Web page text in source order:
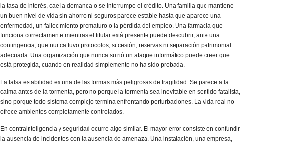
la tasa de interés, cae la demanda o se interrumpe el crédito. Una familia que mantiene
un buen nivel de vida sin ahorro ni seguros parece estable hasta que aparece una
enfermedad, un fallecimiento prematuro o la pérdida del empleo. Una farmacia que
funciona correctamente mientras el titular está presente puede descubrir, ante una
contingencia, que nunca tuvo protocolos, sucesión, reservas ni separación patrimonial
adecuada. Una organización que nunca sufrió un ataque informático puede creer que
está protegida, cuando en realidad simplemente no ha sido probada.
La falsa estabilidad es una de las formas más peligrosas de fragilidad. Se parece a la
calma antes de la tormenta, pero no porque la tormenta sea inevitable en sentido fatalista,
sino porque todo sistema complejo termina enfrentando perturbaciones. La vida real no
ofrece ambientes completamente controlados.
En contrainteligencia y seguridad ocurre algo similar. El mayor error consiste en confundir
la ausencia de incidentes con la ausencia de amenaza. Una instalación, una empresa,